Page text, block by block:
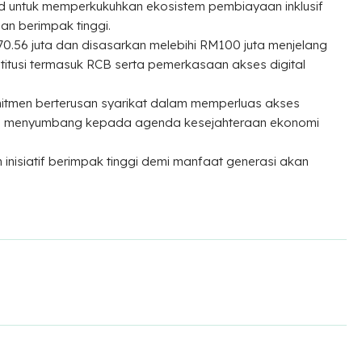
memperkukuhkan ekosistem pembiayaan inklusif
berimpak tinggi.
juta dan disasarkan melebihi RM100 juta menjelang
termasuk RCB serta pemerkasaan akses digital
berterusan syarikat dalam memperluas akses
kepada agenda kesejahteraan ekonomi
berimpak tinggi demi manfaat generasi akan